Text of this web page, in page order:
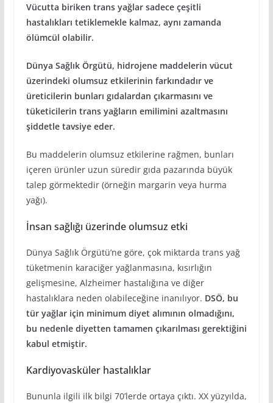
Vücutta biriken trans yağlar sadece çeşitli
hastalıkları tetiklemekle kalmaz, aynı zamanda
ölümcül olabilir.
Dünya Sağlık Örgütü, hidrojene maddelerin vücut
üzerindeki olumsuz etkilerinin farkındadır ve
üreticilerin bunları gıdalardan çıkarmasını ve
tüketicilerin trans yağların emilimini azaltmasını
şiddetle tavsiye eder.
Bu maddelerin olumsuz etkilerine rağmen, bunları
içeren ürünler uzun süredir gıda pazarında büyük
talep görmektedir (örneğin margarin veya hurma
yağı).
İnsan sağlığı üzerinde olumsuz etki
Dünya Sağlık Örgütü’ne göre, çok miktarda trans yağ
tüketmenin karaciğer yağlanmasına, kısırlığın
gelişmesine, Alzheimer hastalığına ve diğer
hastalıklara neden olabileceğine inanılıyor. DSÖ, bu
tür yağlar için minimum diyet alımının olmadığını,
bu nedenle diyetten tamamen çıkarılması gerektiğini
kabul etmiştir.
Kardiyovasküler hastalıklar
Bununla ilgili ilk bilgi 70’lerde ortaya çıktı. XX yüzyılda,